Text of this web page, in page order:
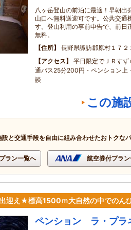
八ヶ岳登山の前泊に最適！早朝出
山口へ無料送迎可です。公共交通
す。登山利用の事前申告で、前日
無料。
住所
長野県諏訪郡原村１７２
アクセス
平日限定でＪＲす
通バス25分200円・ペンション
談
この施
設と交通手段を自由に組み合わせたおトクな
ラン一覧へ 航空券付プラ
迎え★標高1500ｍ大自然の中でのん
ペンション ラ・プラ